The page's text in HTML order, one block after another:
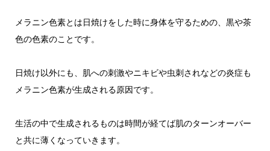
メラニン色素とは日焼けをした時に身体を守るための、黒や茶
色の色素のことです。
日焼け以外にも、肌への刺激やニキビや虫刺されなどの炎症も
メラニン色素が生成される原因です。
生活の中で生成されるものは時間が経てば肌のターンオーバー
と共に薄くなっていきます。